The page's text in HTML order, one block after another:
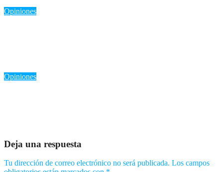
Opiniones
Opiniones
Deja una respuesta
Tu dirección de correo electrónico no será publicada. Los campos